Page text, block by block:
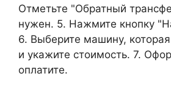
Отметьте "Обратный
нужен. 5. Нажмите кнопку
6. Выберите машину,
и укажите стоимость. 7.
оплатите.